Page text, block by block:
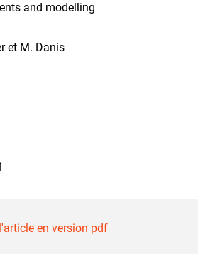
and modelling
et M. Danis
en version pdf